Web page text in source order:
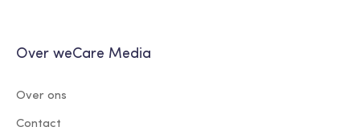
Over weCare Media
Over ons
Contact